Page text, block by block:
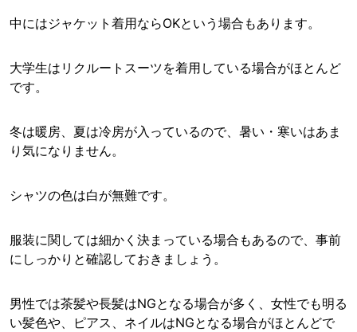
中にはジャケット着用ならOKという場合もあります。
大学生はリクルートスーツを着用している場合がほとんど
です。
冬は暖房、夏は冷房が入っているので、暑い・寒いはあま
り気になりません。
シャツの色は白が無難です。
服装に関しては細かく決まっている場合もあるので、事前
にしっかりと確認しておきましょう。
男性では茶髪や長髪はNGとなる場合が多く、女性でも明る
い髪色や、ピアス、ネイルはNGとなる場合がほとんどで